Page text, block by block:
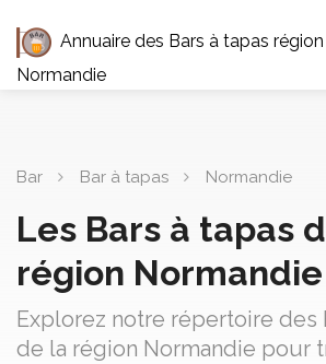
Annuaire des Bars à tapas région
Normandie
Bar Bar à tapas Normandie
Les Bars à tapas
région Normandie
Explorez notre répertoire des
de la région Normandie pour